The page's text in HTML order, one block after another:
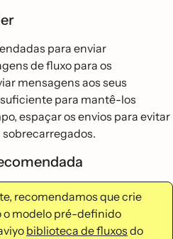
para enviar
de fluxo para os
mensagens aos seus
para mantê-los
espaçar os envios para evitar
recomendamos que crie
o modelo pré-definido
biblioteca de fluxos do